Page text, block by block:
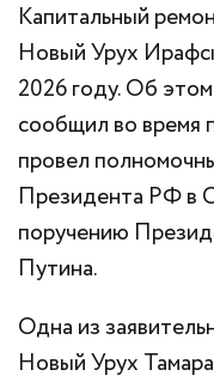
Капитальный
Новый Урух
2026 году. Об
сообщил во время
провел
Президента РФ в
поручению
Путина.
Одна из
Новый Урух